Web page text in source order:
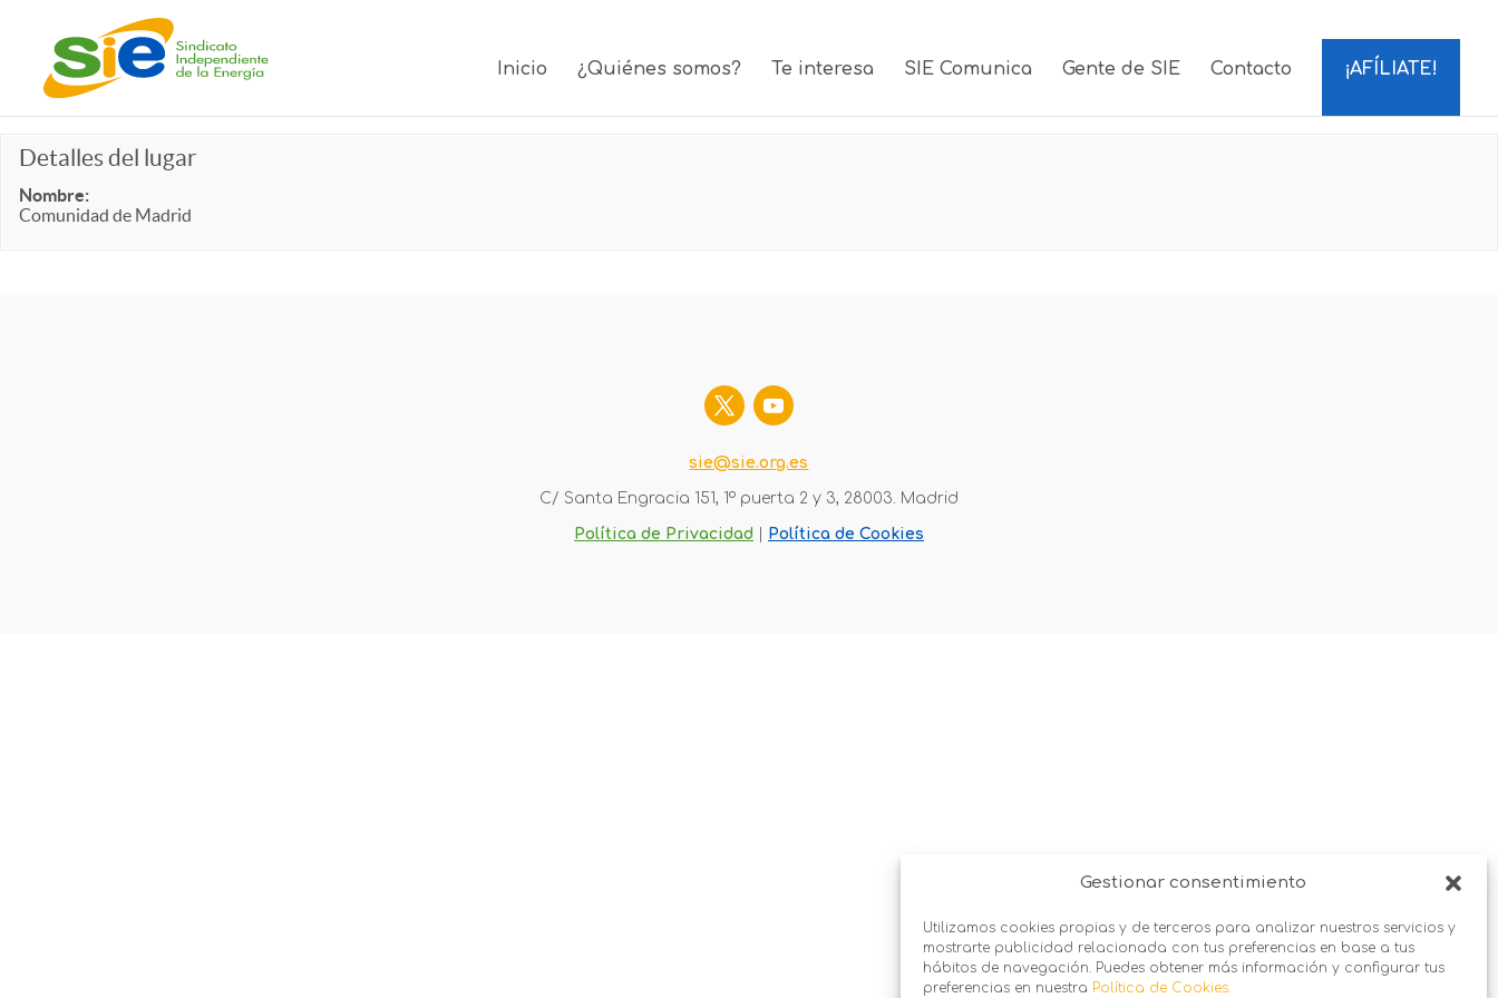
Gestionar consentimiento
Utilizamos cookies propias y de terceros para analizar nuestros servicios y
mostrarte publicidad relacionada con tus preferencias en base a tus
hábitos de navegación. Puedes obtener más información y configurar tus
preferencias en nuestra Política de Cookies.
Inicio ¿Quiénes somos? Te interesa SIE Comunica Gente de SIE Contacto ¡AFÍLIATE!
Detalles del lugar
Nombre:
Comunidad de Madrid
sie@sie.org.es
C/ Santa Engracia 151, 1º puerta 2 y 3, 28003. Madrid
Política de Privacidad Política de Cookies